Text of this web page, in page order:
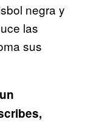
negra y
las
sus